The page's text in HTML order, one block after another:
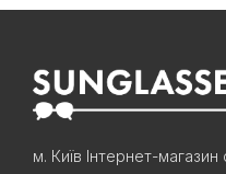
м. Київ Інтернет-